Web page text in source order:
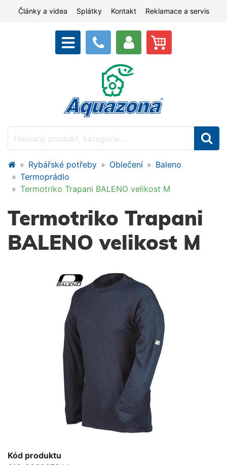
Články a videa Splátky Kontakt Reklamace a servis
Rybářské potřeby Oblečení
Baleno
Termoprádlo
Termotriko Trapani BALENO velikost M
Termotriko Trapani
BALENO velikost M
Kód produktu